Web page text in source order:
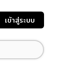
เข้าสู่ระบบ